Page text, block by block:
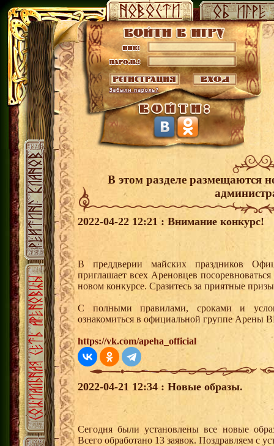
В этом разделе размещаются
2022-04-22 12:21 : Внимание конкурс!
В преддверии майских праздников
приглашает всех Ареновцев
новом конкурсе. Сразитесь за приятные
С полными правилами, сроками и
ознакомиться в официальной группе Арены
https://vk.com/apeha_official
2022-04-21 12:34 : Новые образы.
Сегодня были установлены все новые
Всего обработано 13 заявок. Поздравляем с